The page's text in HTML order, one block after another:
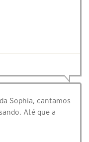
Sophia, cantamos
Até que a